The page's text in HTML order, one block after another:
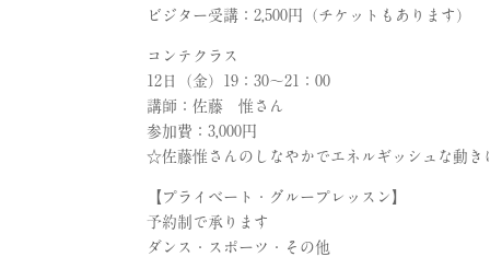
ビジター受講：2,500円（チケットもあります）
コンテクラス
12日（金）19：30〜21：00
講師：佐藤 惟さん
参加費：3,000円
☆佐藤惟さんのしなやかでエネルギッシュな動き
【プライベート・グループレッスン】
予約制で承ります
ダンス・スポーツ・その他